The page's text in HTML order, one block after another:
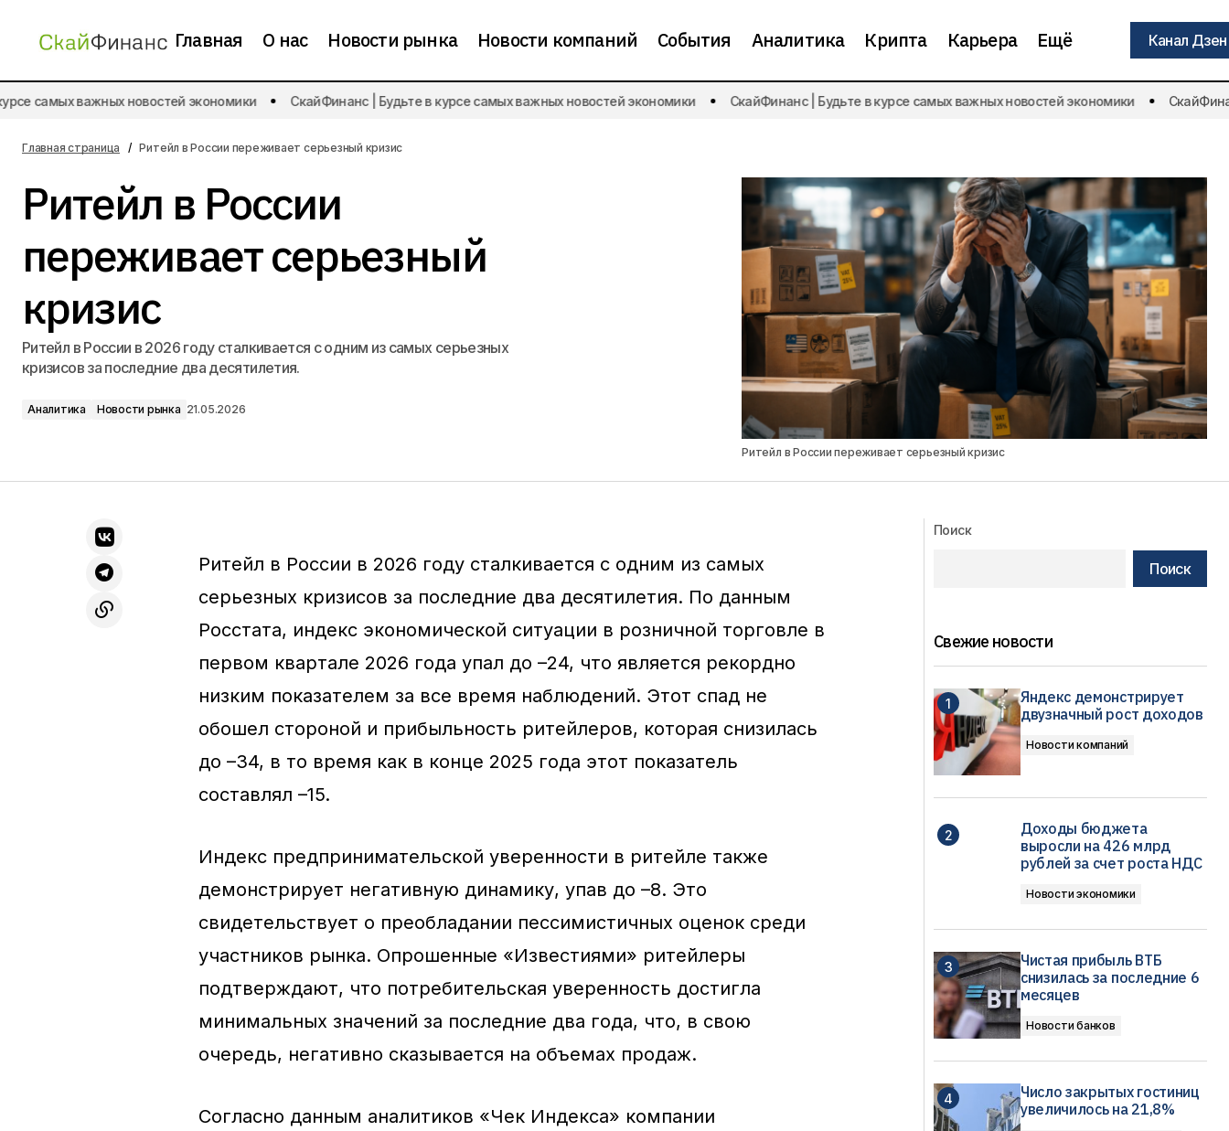
Главная О нас Новости рынка Новости компаний События Аналитика Крипта Карьера Ещё
Канал Дзен
В России увеличилось число отказов
Аналитика Новости рынка Ритейл в России переживает серьезный кризис
В 2026 году выросло число
самых важных новостей экономики СкайФинанс | Будьте в курсе самых важных новостей экономики СкайФинанс | Будьте в курсе самых важных новостей экономики СкайФинанс
Главная страница Ритейл в России переживает серьезный кризис
Ритейл в России
переживает серьезный
кризис
Ритейл в России в 2026 году сталкивается с одним из самых серьезных
кризисов за последние два десятилетия.
Аналитика Новости рынка 21.05.2026
Ритейл в России переживает серьезный кризис
Ритейл в России в 2026 году сталкивается с одним из самых
серьезных кризисов за последние два десятилетия. По данным
Росстата, индекс экономической ситуации в розничной торговле в
первом квартале 2026 года упал до –24, что является рекордно
низким показателем за все время наблюдений. Этот спад не
обошел стороной и прибыльность ритейлеров, которая снизилась
до –34, в то время как в конце 2025 года этот показатель
составлял –15.
Индекс предпринимательской уверенности в ритейле также
демонстрирует негативную динамику, упав до –8. Это
свидетельствует о преобладании пессимистичных оценок среди
участников рынка. Опрошенные «Известиями» ритейлеры
подтверждают, что потребительская уверенность достигла
минимальных значений за последние два года, что, в свою
очередь, негативно сказывается на объемах продаж.
Согласно данным аналитиков «Чек Индекса» компании
Поиск
Поиск
Свежие новости
Яндекс демонстрирует
двузначный рост доходов
Новости компаний
Доходы бюджета
выросли на 426 млрд
рублей за счет роста НДС
Новости экономики
Чистая прибыль ВТБ
снизилась за последние 6
месяцев
Новости банков
Число закрытых гостиниц
увеличилось на 21,8%